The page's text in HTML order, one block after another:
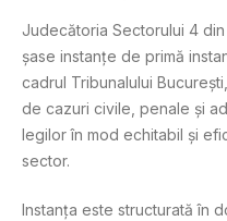
Judecătoria Sectorului 4
șase instanțe de primă
cadrul Tribunalului
de cazuri civile, penale și
legilor în mod echitabil și
sector.
Instanța este structurată în